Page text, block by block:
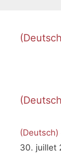
30. juillet